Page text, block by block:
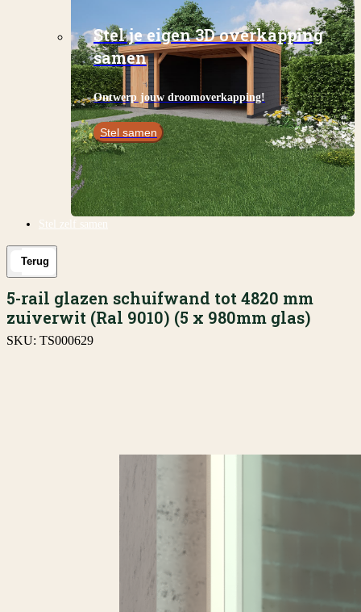
Stel je eigen 3D overkapping
samen
Ontwerp jouw droomoverkapping!
Stel samen
Stel zelf samen
Terug
5-rail glazen schuifwand tot 4820 mm
zuiverwit (Ral 9010) (5 x 980mm glas)
SKU: TS000629